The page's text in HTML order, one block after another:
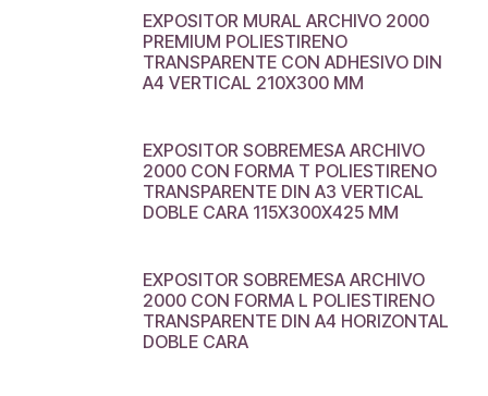
EXPOSITOR MURAL ARCHIVO 2000
PREMIUM POLIESTIRENO
TRANSPARENTE CON ADHESIVO DIN
A4 VERTICAL 210X300 MM
EXPOSITOR SOBREMESA ARCHIVO
2000 CON FORMA T POLIESTIRENO
TRANSPARENTE DIN A3 VERTICAL
DOBLE CARA 115X300X425 MM
EXPOSITOR SOBREMESA ARCHIVO
2000 CON FORMA L POLIESTIRENO
TRANSPARENTE DIN A4 HORIZONTAL
DOBLE CARA